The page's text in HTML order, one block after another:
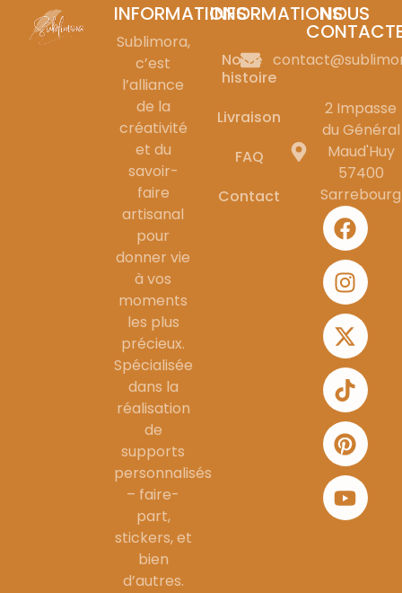
INFORMATIONS
Sublimora,
c’est
l’alliance
de la
créativité
et du
savoir-
faire
artisanal
pour
donner vie
à vos
moments
les plus
précieux.
Spécialisée
dans la
réalisation
de
supports
personnalisés
– faire-
part,
stickers, et
bien
d’autres.
INFORMATIONS
Notre
histoire
Livraison
FAQ
Contact
NOUS
2 Impasse
du Général
Maud'Huy
57400
Sarrebourg